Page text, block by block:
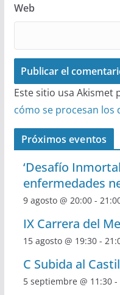
Web
Este sitio usa Akismet
cómo se procesan
Próximos eventos
‘Desafío
enfermedades
9 agosto @ 20:00-
IX Carrera del
15 agosto @ 19:30-
C Subida al
5 septiembre @ 11:30-